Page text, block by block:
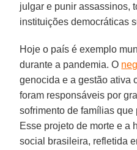
julgar e punir assassinos,
instituições democráticas
Hoje o país é exemplo
durante a pandemia. O
genocida e a gestão ativa
foram responsáveis por
sofrimento de famílias
Esse projeto de morte e a
social brasileira, refletida